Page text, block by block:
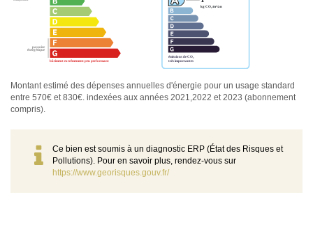
Montant estimé des dépenses annuelles d'énergie pour un usage standard
entre 570€ et 830€. indexées aux années 2021,2022 et 2023 (abonnement
compris).
Ce bien est soumis à un diagnostic ERP (État des Risques et
Pollutions). Pour en savoir plus, rendez-vous sur
https://www.georisques.gouv.fr/